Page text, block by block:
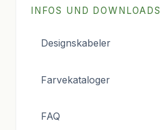
INFOS UND DOWNLOADS
Designskabeler
Farvekataloger
FAQ